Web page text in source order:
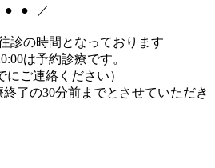
● ● ／
診の時間となっております
は予約診療です。
にご連絡ください）
了の30分前までとさせていただき